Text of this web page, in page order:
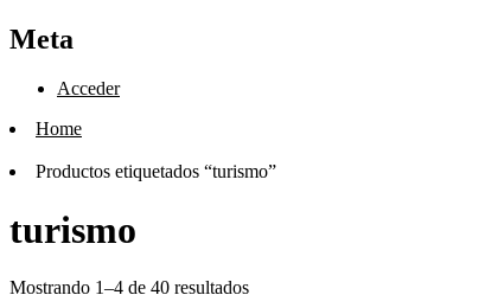
Meta
Acceder
Home
Productos etiquetados “turismo”
turismo
Mostrando 1–4 de 40 resultados